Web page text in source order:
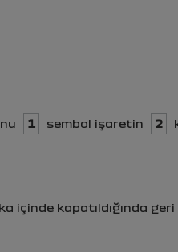
1 sembol işaretin 2
içinde kapatıldığında